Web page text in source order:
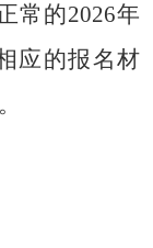
常的2026年
应的报名材